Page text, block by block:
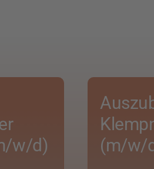
w/d)
(m/w/